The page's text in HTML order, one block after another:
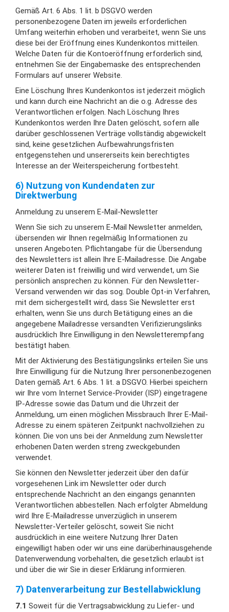
Gemäß Art. 6 Abs. 1 lit. b DSGVO werden
personenbezogene Daten im jeweils erforderlichen
Umfang weiterhin erhoben und verarbeitet, wenn Sie uns
diese bei der Eröffnung eines Kundenkontos mitteilen.
Welche Daten für die Kontoeröffnung erforderlich sind,
entnehmen Sie der Eingabemaske des entsprechenden
Formulars auf unserer Website.
Eine Löschung Ihres Kundenkontos ist jederzeit möglich
und kann durch eine Nachricht an die o.g. Adresse des
Verantwortlichen erfolgen. Nach Löschung Ihres
Kundenkontos werden Ihre Daten gelöscht, sofern alle
darüber geschlossenen Verträge vollständig abgewickelt
sind, keine gesetzlichen Aufbewahrungsfristen
entgegenstehen und unsererseits kein berechtigtes
Interesse an der Weiterspeicherung fortbesteht.
6) Nutzung von Kundendaten zur
Direktwerbung
Anmeldung zu unserem E-Mail-Newsletter
Wenn Sie sich zu unserem E-Mail Newsletter anmelden,
übersenden wir Ihnen regelmäßig Informationen zu
unseren Angeboten. Pflichtangabe für die Übersendung
des Newsletters ist allein Ihre E-Mailadresse. Die Angabe
weiterer Daten ist freiwillig und wird verwendet, um Sie
persönlich ansprechen zu können. Für den Newsletter-
Versand verwenden wir das sog. Double Opt-in Verfahren,
mit dem sichergestellt wird, dass Sie Newsletter erst
erhalten, wenn Sie uns durch Betätigung eines an die
angegebene Mailadresse versandten Verifizierungslinks
ausdrücklich Ihre Einwilligung in den Newsletterempfang
bestätigt haben.
Mit der Aktivierung des Bestätigungslinks erteilen Sie uns
Ihre Einwilligung für die Nutzung Ihrer personenbezogenen
Daten gemäß Art. 6 Abs. 1 lit. a DSGVO. Hierbei speichern
wir Ihre vom Internet Service-Provider (ISP) eingetragene
IP-Adresse sowie das Datum und die Uhrzeit der
Anmeldung, um einen möglichen Missbrauch Ihrer E-Mail-
Adresse zu einem späteren Zeitpunkt nachvollziehen zu
können. Die von uns bei der Anmeldung zum Newsletter
erhobenen Daten werden streng zweckgebunden
verwendet.
Sie können den Newsletter jederzeit über den dafür
vorgesehenen Link im Newsletter oder durch
entsprechende Nachricht an den eingangs genannten
Verantwortlichen abbestellen. Nach erfolgter Abmeldung
wird Ihre E-Mailadresse unverzüglich in unserem
Newsletter-Verteiler gelöscht, soweit Sie nicht
ausdrücklich in eine weitere Nutzung Ihrer Daten
eingewilligt haben oder wir uns eine darüberhinausgehende
Datenverwendung vorbehalten, die gesetzlich erlaubt ist
und über die wir Sie in dieser Erklärung informieren.
7) Datenverarbeitung zur Bestellabwicklung
7.1 Soweit für die Vertragsabwicklung zu Liefer- und